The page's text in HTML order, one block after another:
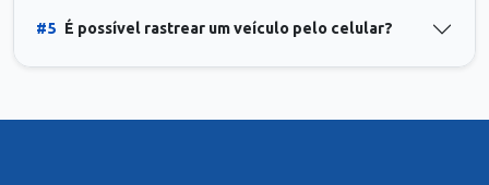
#5 É possível rastrear um veículo pelo celular?